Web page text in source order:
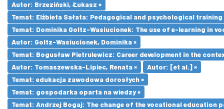
Autor: Brzeziński, Łukasz ×
Temat: Elżbieta Sałata: Pedagogical and psychological
Temat: Dominika Goltz-Wasiucionek: The use of e-learning in
Autor: Goltz-Wasiucionek, Dominika ×
Temat: Bogusław Pietrulewicz: Career development in the
Autor: Tomaszewska-Lipiec, Renata ×
Autor: [et al.] ×
Temat: edukacja zawodowa dorosłych ×
Temat: gospodarka oparta na wiedzy ×
Temat: Andrzej Bogaj: The change of the vocational education